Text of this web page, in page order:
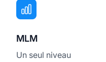
MLM
Un seul niveau